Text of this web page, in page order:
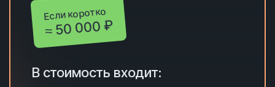
Если коротко
≈ 50 000 ₽
В стоимость входит: